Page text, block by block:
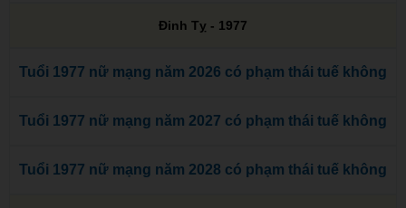
Đinh Tỵ - 1977
Tuổi 1977 nữ mạng năm 2026 có phạm thái tuế không
Tuổi 1977 nữ mạng năm 2027 có phạm thái tuế không
Tuổi 1977 nữ mạng năm 2028 có phạm thái tuế không